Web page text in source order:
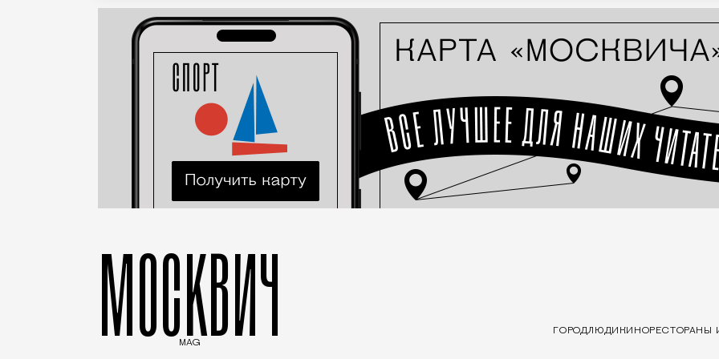
МОСКВИЧ
MAG
ГОРОДЛЮДИ КИНОРЕСТОРАНЫ